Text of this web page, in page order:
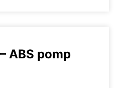
ABS pomp